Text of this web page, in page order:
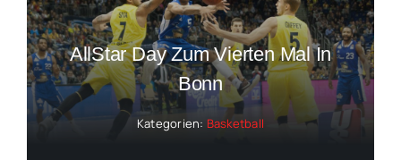
AllStar Day Zum Vierten Mal In
Bonn
Kategorien: Basketball